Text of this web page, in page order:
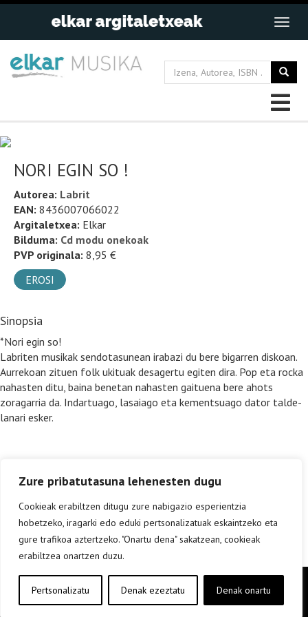
Zure pribatutasuna lehenesten dugu
Cookieak erabiltzen ditugu zure nabigazio esperientzia
hobetzeko, iragarki edo eduki pertsonalizatuak eskaintzeko eta
gure trafikoa aztertzeko. "Onartu dena" sakatzean, cookieak
erabiltzea onartzen duzu.
Pertsonalizatu Denak ezeztatu Denak onartu
NORI EGIN SO !
Autorea: Labrit
EAN: 8436007066022
Argitaletxea: Elkar
Bilduma: Cd modu onekoak
PVP originala: 8,95 €
EROSI
Sinopsia
*Nori egin so!
Labriten musikak sendotasunean irabazi du bere bigarren diskoan.
Aurrekoan zituen folk ukituak desagertu egiten dira. Pop eta rocka
nahasten ditu, baina benetan nahasten gaituena bere ahots
zoragarria da. Indartuago, lasaiago eta kementsuago dator talde-
lanari esker.
Copyright © elkar Argitaletxeak 2019
Lege oharra
Cookie politika